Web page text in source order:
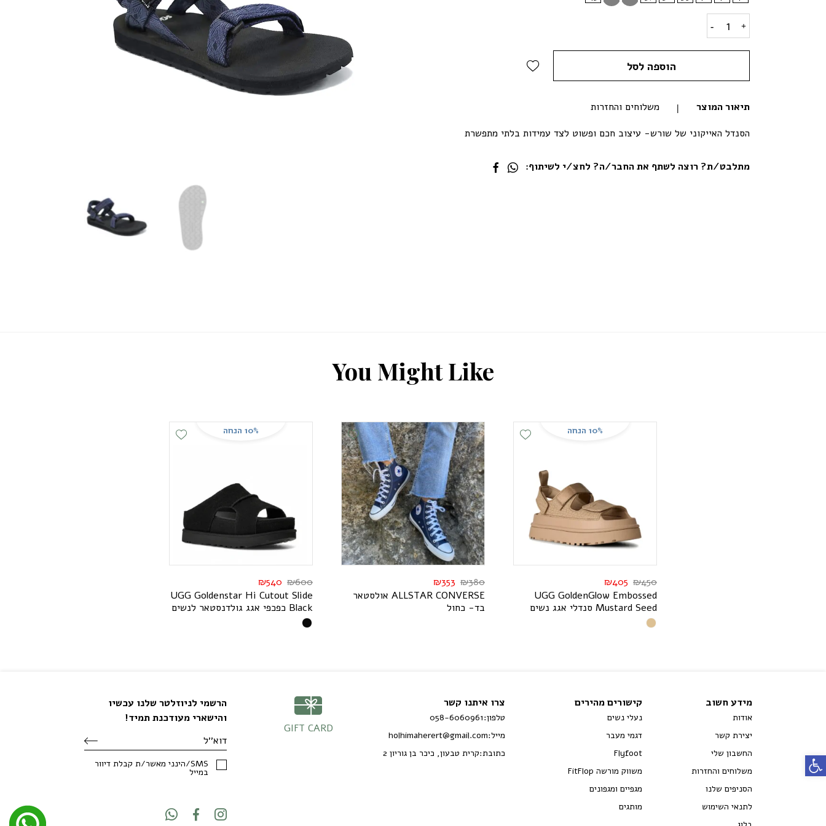
פתח סרגל נגישות
סנדלי שורש קלאסי-כחול כהה quantity
הוספה לסל Add Wishlist
תיאור המוצר
משלוחים והחזרות
הסנדל האייקוני של שורש- עיצוב חכם ופשוט לצד עמידות בלתי מתפשרת
מתלבט/ת? רוצה לשתף את החבר/ה? לחצ/י לשיתוף:
You Might Like
Add Wishlist 10% הנחה
₪450
₪405
UGG GoldenGlow Embossed
Mustard Seed סנדלי אגג נשים
Add Wishlist
₪380
₪353
ALLSTAR CONVERSE
אולסטאר
בד- כחול
10% הנחה
₪600
₪540
UGG Goldenstar Hi Cutout Slide
Black כפכפי אגג גולדנסטאר לנשים
מידע חשוב
אודות
יצירת קשר
החשבון שלי
משלוחים והחזרות
הסניפים שלנו
לתנאי השימוש
קישורים מהירים
נעלי נשים
דגמי מעבר
Flyfoot
משווק מורשה FitFlop
מגפיים ומגפונים
מותגים
צרו איתנו קשר
טלפון:058-6060961
מייל:holhimaherert@gmail.com
כתובת:קרית טבעון, כיכר בן גוריון 2
GIFT CARD
הרשמי לניוזלטר שלנו עכשיו
והישארי מעודכנת תמיד!
SMS/הינני מאשר/ת קבלת דיוור
במייל